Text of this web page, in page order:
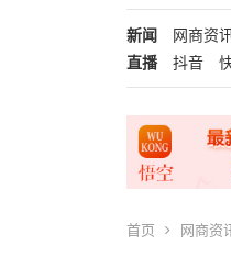
新闻 网商资
直播
抖音
首页 网商资